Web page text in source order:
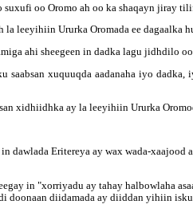
oo Oromo ah oo ka shaqayn jiray
leeyihiin Ururka Oromada ee
ahi sheegeen in dadka lagu jidhdilo
xuquuqda aadanaha iyo
xidhiidhka ay la leeyihiin Ururka
Eritereya ay wax wada-xaajood
in "xorriyadu ay tahay halbowlaha
diidamada ay diiddan yihiin